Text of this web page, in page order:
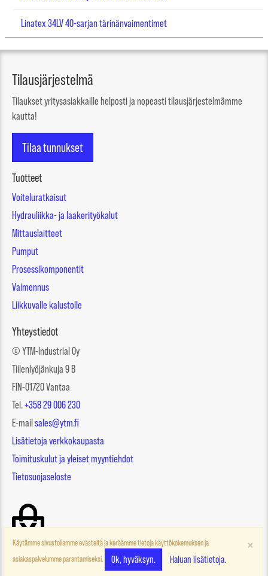
Linatex 34LV 40-sarjan tärinänvaimentimet
Tilausjärjestelmä
Tilaukset yritysasiakkaille helposti ja nopeasti tilausjärjestelmämme
kautta!
Tilaa tunnukset
Tuotteet
Voiteluratkaisut
Hydrauliikka- ja laakerityökalut
Mittauslaitteet
Pumput
Prosessikomponentit
Vaimennus
Liikkuvalle kalustolle
Yhteystiedot
© YTM-Industrial Oy
Tiilenlyöjänkuja 9 B
FIN-01720 Vantaa
Tel.+358 29 006 230
E-mailsales@ytm.fi
Lisätietoja verkkokaupasta
Toimituskulut ja yleiset myyntiehdot
Tietosuojaseloste
×
Käytämme sivustollamme evästeitä ja keräämme tietoja käyttökokemuksen ja
asiakaspalvelumme parantamiseksi.
Ok, hyväksyn. Haluan lisätietoja.